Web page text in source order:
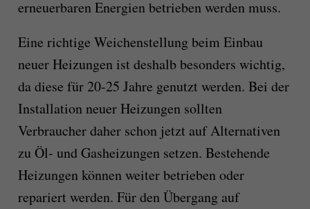
erneuerbaren Energien betrieben werden muss.
Eine richtige Weichenstellung beim Einbau
neuer Heizungen ist deshalb besonders wichtig,
da diese für 20-25 Jahre genutzt werden. Bei der
Installation neuer Heizungen sollten
Verbraucher daher schon jetzt auf Alternativen
zu Öl- und Gasheizungen setzen. Bestehende
Heizungen können weiter betrieben oder
repariert werden. Für den Übergang auf